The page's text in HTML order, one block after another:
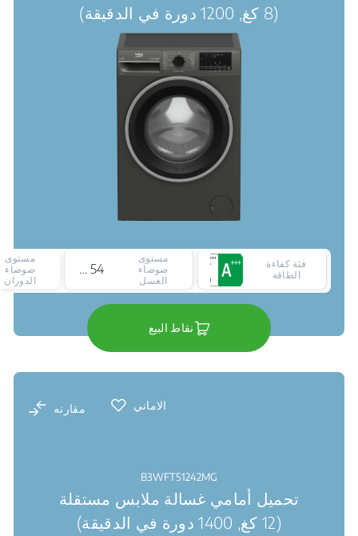
(8 كغ, 1200 دورة في الدقيقة)
فئة كفاءة
الطاقة
مستوى
ضوضاء
الغسل
54 ديسيبل
مستوى
ضوضاء
الدوران
نقاط البيع
الاماني مقارنه
B3WFT51242MG
تحميل أمامي غسالة ملابس مستقلة
(12 كغ, 1400 دورة في الدقيقة)